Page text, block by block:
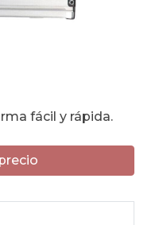
fácil y rápida.